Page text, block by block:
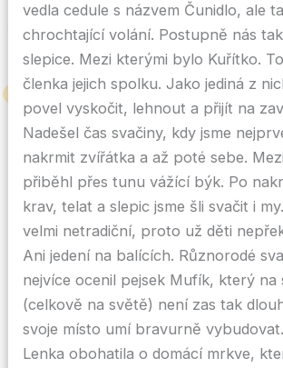
vedla cedule s názvem Čunidlo, ale
chrochtající volání. Postupně nás
slepice. Mezi kterými bylo Kuřítko.
členka jejich spolku. Jako jediná z
povel vyskočit, lehnout a přijít na
Nadešel čas svačiny, kdy jsme
nakrmit zvířátka a až poté sebe.
přiběhl přes tunu vážící býk. Po
krav, telat a slepic jsme šli svačit i
velmi netradiční, proto už děti
Ani jedení na balících. Různorodé
nejvíce ocenil pejsek Mufík, který na
(celkově na světě) není zas tak
svoje místo umí bravurně
Lenka obohatila o domácí mrkve,